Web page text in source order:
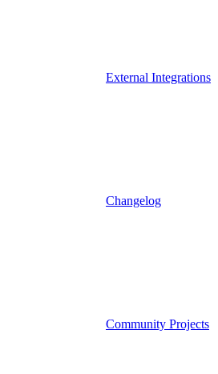
External Integrations
Changelog
Community Projects